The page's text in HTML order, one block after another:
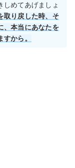
しめてあげましょ
取り戻した時、そ
、本当にあなたを
から。